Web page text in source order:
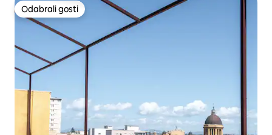
Odabrali gosti
Odabrali gosti